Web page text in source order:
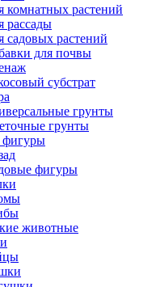
комнатных растений
рассады
садовых растений
для почвы
субстрат
грунты
грунты
фигуры
фигуры
животные